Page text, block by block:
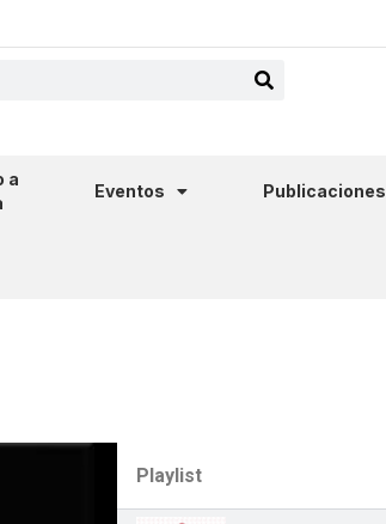
a
Eventos Publicaciones
Playlist